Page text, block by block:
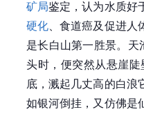
矿局鉴定，认为水质好
硬化 、食道癌及促进
是长白山第一胜景。
头时，便突然从悬崖
底，溅起几丈高的白浪
如银河倒挂，又仿佛是